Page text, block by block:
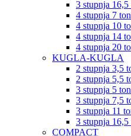
3 stupnja 16,5
4 stupnja 7
4 stupnja 10
4 stupnja 14
4 stupnja 20
KUGLA-KUGLA
2 stupnja 3,5
2 stupnja 5,5
3 stupnja 5
3 stupnja 7,5
3 stupnja 11
3 stupnja 16,5
COMPACT